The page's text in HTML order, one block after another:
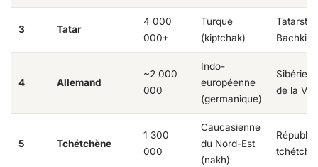
3 Tatar
4 000
000+
Turque
(kiptchak)
Bachkirie
4 Allemand
~2 000
000
Indo-
européenne
(germanique)
Sibérie,
de la
5 Tchétchène
1 300
000
Caucasienne
du Nord-Est
(nakh)